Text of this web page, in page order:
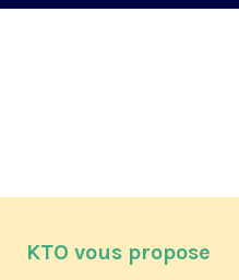
KTO vous propose